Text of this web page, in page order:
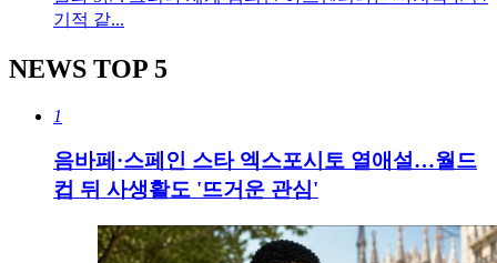
기적 같...
NEWS TOP 5
1
음바페·스페인 스타 엑스포시토 열애설…월드
컵 뒤 사생활도 '뜨거운 관심'